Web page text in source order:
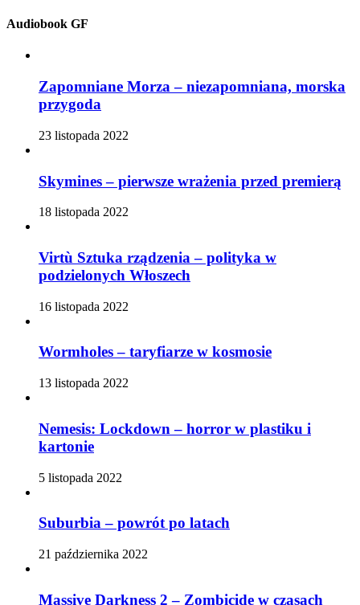
Audiobook GF
Zapomniane Morza – niezapomniana, morska
przygoda
23 listopada 2022
Skymines – pierwsze wrażenia przed premierą
18 listopada 2022
Virtù Sztuka rządzenia – polityka w
podzielonych Włoszech
16 listopada 2022
Wormholes – taryfiarze w kosmosie
13 listopada 2022
Nemesis: Lockdown – horror w plastiku i
kartonie
5 listopada 2022
Suburbia – powrót po latach
21 października 2022
Massive Darkness 2 – Zombicide w czasach